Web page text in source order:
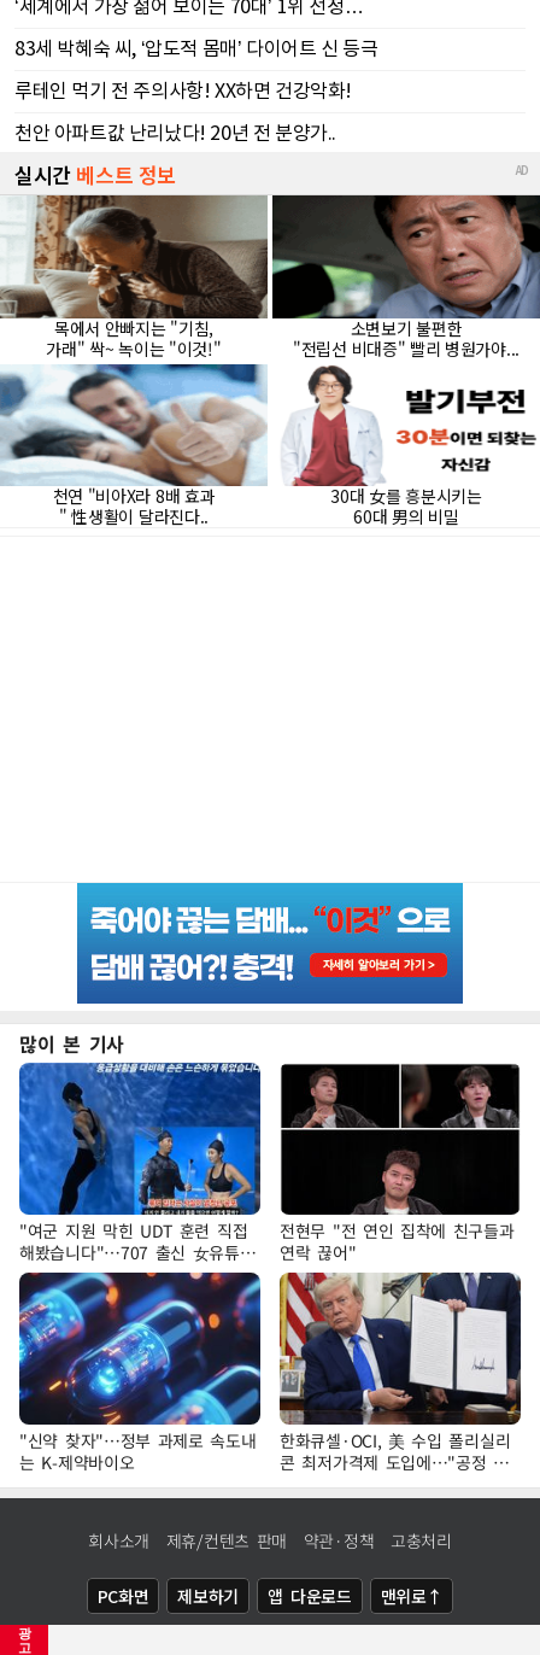
광
고
많이 본 기사
"여군 지원 막힌 UDT 훈련 직접
해봤습니다"…707 출신 女유튜버
'완벽 소화'
전현무 "전 연인 집착에 친구들과
연락 끊어"
"신약 찾자"…정부 과제로 속도내
는 K-제약바이오
한화큐셀·OCI, 美 수입 폴리실리
콘 최저가격제 도입에…"공정 경
쟁·수익성 개선 환영"
회사소개 제휴/컨텐츠 판매 약관·정책 고충처리
PC화면 제보하기 앱 다운로드 맨위로↑